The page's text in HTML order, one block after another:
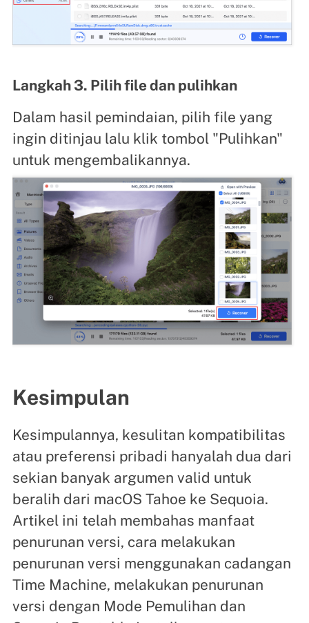
Langkah 3. Pilih file dan pulihkan
Dalam hasil pemindaian, pilih file yang
ingin ditinjau lalu klik tombol "Pulihkan"
untuk mengembalikannya.
Kesimpulan
Kesimpulannya, kesulitan kompatibilitas
atau preferensi pribadi hanyalah dua dari
sekian banyak argumen valid untuk
beralih dari macOS Tahoe ke Sequoia.
Artikel ini telah membahas manfaat
penurunan versi, cara melakukan
penurunan versi menggunakan cadangan
Time Machine, melakukan penurunan
versi dengan Mode Pemulihan dan